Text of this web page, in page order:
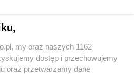
przekaże miastu
my oraz naszych 1162
dostęp i przechowujemy
oraz przetwarzamy dane